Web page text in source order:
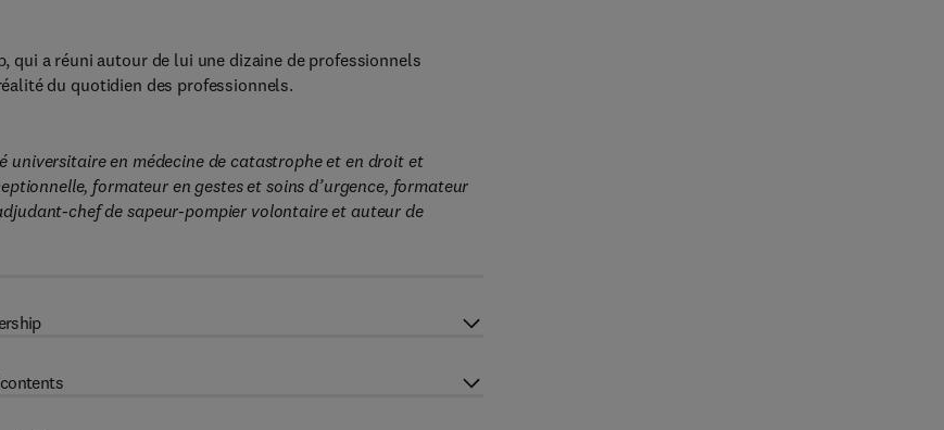
qui a réuni autour de lui une dizaine de professionnels
du quotidien des professionnels.
en médecine de catastrophe et en droit et
formateur en gestes et soins d’urgence, formateur
chef de sapeur-pompier volontaire et auteur de